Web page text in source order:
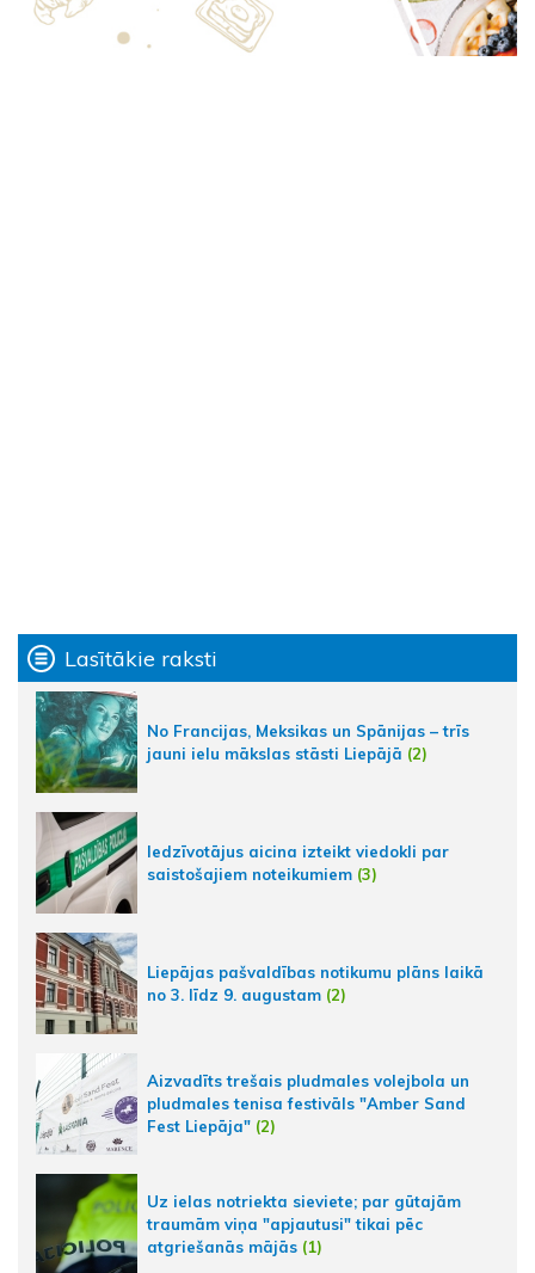
Lasītākie raksti
No Francijas, Meksikas un Spānijas – trīs
jauni ielu mākslas stāsti Liepājā (2)
Iedzīvotājus aicina izteikt viedokli par
saistošajiem noteikumiem (3)
Liepājas pašvaldības notikumu plāns laikā
no 3. līdz 9. augustam (2)
Aizvadīts trešais pludmales volejbola un
pludmales tenisa festivāls "Amber Sand
Fest Liepāja" (2)
Uz ielas notriekta sieviete; par gūtajām
traumām viņa "apjautusi" tikai pēc
atgriešanās mājās (1)